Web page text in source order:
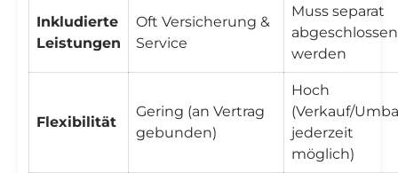
Inkludierte
Leistungen
Oft Versicherung &
Service
Muss separat
abgeschlossen
werden
Flexibilität
Gering (an Vertrag
gebunden)
Hoch
(Verkauf/
jederzeit
möglich)